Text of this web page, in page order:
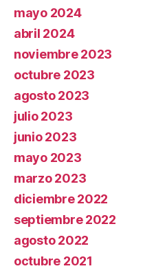
mayo 2024
abril 2024
noviembre 2023
octubre 2023
agosto 2023
julio 2023
junio 2023
mayo 2023
marzo 2023
diciembre 2022
septiembre 2022
agosto 2022
octubre 2021